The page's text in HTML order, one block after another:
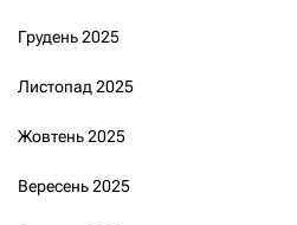
Грудень 2025
Листопад 2025
Жовтень 2025
Вересень 2025